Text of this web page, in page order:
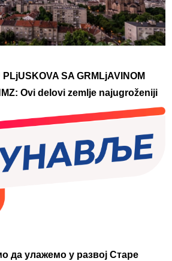
SA GRMLjAVINOM
Ovi delovi zemlje najugroženiji
да улажемо у развој Старе